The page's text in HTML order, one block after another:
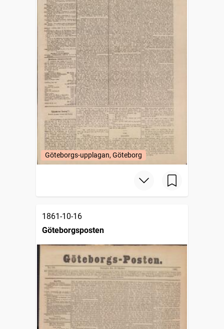
Göteborgs-upplagan, Göteborg
1861-10-16
Göteborgsposten